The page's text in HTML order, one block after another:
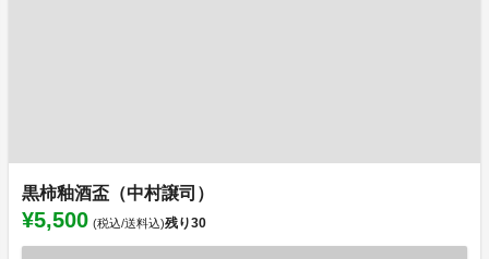
黒柿釉酒盃（中村譲司）
¥5,500 (税込/送料込)残り30